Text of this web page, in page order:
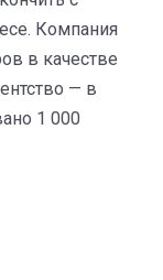
Компания
в качестве
— в
1 000